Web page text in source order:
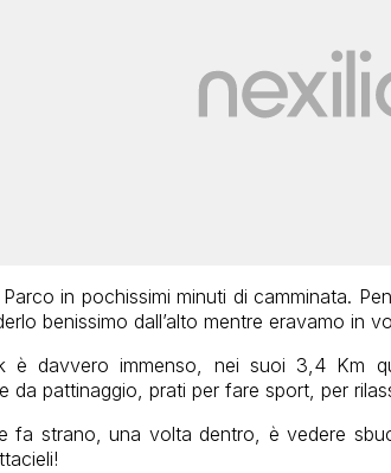
in pochissimi minuti di camminata.
benissimo dall’alto mentre eravamo in
è davvero immenso, nei suoi 3,4 Km
da pattinaggio, prati per fare sport, per
fa strano, una volta dentro, è vedere